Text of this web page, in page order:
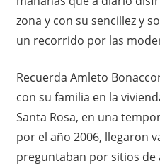
zona y con su sencillez y
un recorrido por las
Recuerda Amleto
con su familia en la
Santa Rosa, en una
por el año 2006, llegaron
preguntaban por sitios de